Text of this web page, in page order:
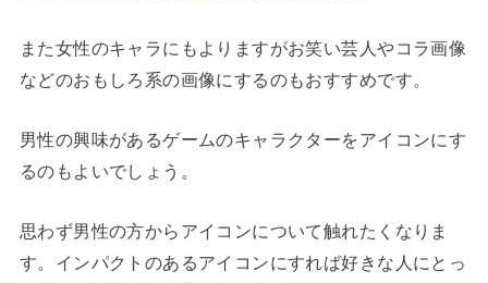
また女性のキャラにもよりますがお笑い芸人やコラ画像
などのおもしろ系の画像にするのもおすすめです。
男性の興味があるゲームのキャラクターをアイコンにす
るのもよいでしょう。
思わず男性の方からアイコンについて触れたくなりま
す。インパクトのあるアイコンにすれば好きな人にとっ